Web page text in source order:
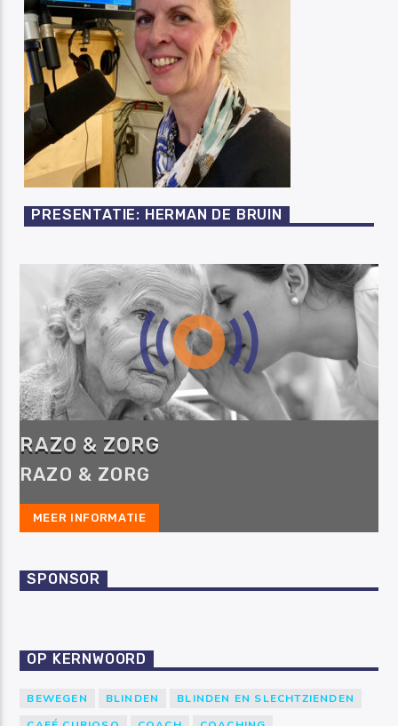
PRESENTATIE: HERMAN DE BRUIN
RAZO & ZORG
RAZO & ZORG
MEER INFORMATIE
SPONSOR
OP KERNWOORD
BEWEGEN BLINDEN
BLINDEN EN SLECHTZIENDEN